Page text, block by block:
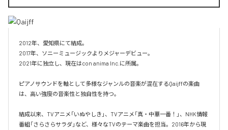
2012年、愛知県にて結成。
2017年、ソニーミュージックよりメジャーデビュー。
2021年に独立し、現在はcon anima Inc.に所属。
ピアノサウンドを軸として多様なジャンルの音楽が混在するQaijffの楽曲
は、高い強度の音楽性と独自性を持つ。
結成以来、TVアニメ「いぬやしき」、TVアニメ「真・中華一番！」、NHK情報
番組「さらさらサラダ」など、様々なTVのテーマ楽曲を担当。2016年から現